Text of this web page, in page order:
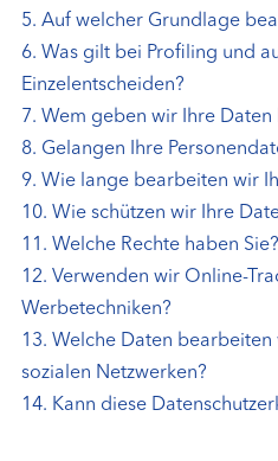
5. Auf welcher Grundlage
6. Was gilt bei Profiling und
Einzelentscheiden?
7. Wem geben wir Ihre Daten
8. Gelangen Ihre
9. Wie lange bearbeiten wir
10. Wie schützen wir Ihre
11. Welche Rechte haben Sie?
12. Verwenden wir Online-
Werbetechniken?
13. Welche Daten
sozialen Netzwerken?
14. Kann diese